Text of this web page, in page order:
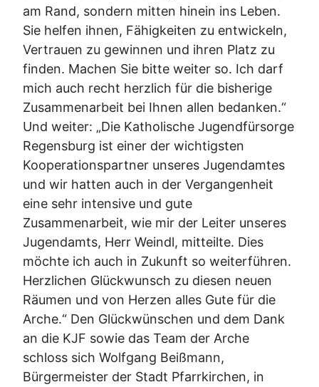
am Rand, sondern mitten hinein ins Leben.
Sie helfen ihnen, Fähigkeiten zu entwickeln,
Vertrauen zu gewinnen und ihren Platz zu
finden. Machen Sie bitte weiter so. Ich darf
mich auch recht herzlich für die bisherige
Zusammenarbeit bei Ihnen allen bedanken.“
Und weiter: „Die Katholische Jugendfürsorge
Regensburg ist einer der wichtigsten
Kooperationspartner unseres Jugendamtes
und wir hatten auch in der Vergangenheit
eine sehr intensive und gute
Zusammenarbeit, wie mir der Leiter unseres
Jugendamts, Herr Weindl, mitteilte. Dies
möchte ich auch in Zukunft so weiterführen.
Herzlichen Glückwunsch zu diesen neuen
Räumen und von Herzen alles Gute für die
Arche.“ Den Glückwünschen und dem Dank
an die KJF sowie das Team der Arche
schloss sich Wolfgang Beißmann,
Bürgermeister der Stadt Pfarrkirchen, in